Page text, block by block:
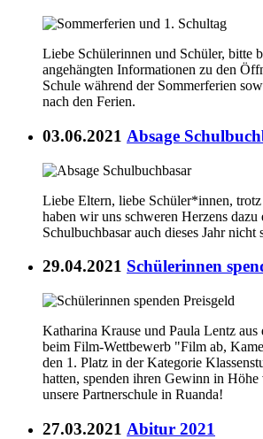
Liebe Schülerinnen und Schüler, bitte
angehängten Informationen zu den
Schule während der Sommerferien
nach den Ferien.
03.06.2021 Absage
Liebe Eltern, liebe Schüler*innen,
haben wir uns schweren Herzens dazu
Schulbuchbasar auch dieses Jahr nicht
29.04.2021 Schülerinnen
Katharina Krause und Paula Lentz aus
beim Film-Wettbewerb "Film ab,
den 1. Platz in der Kategorie
hatten, spenden ihren Gewinn in
unsere Partnerschule in Ruanda!
27.03.2021 Abitur 2021